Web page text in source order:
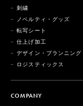
刺繍
ノベルティ・グッズ
転写シート
仕上げ加工
デザイン・プランニング
ロジスティックス
COMPANY